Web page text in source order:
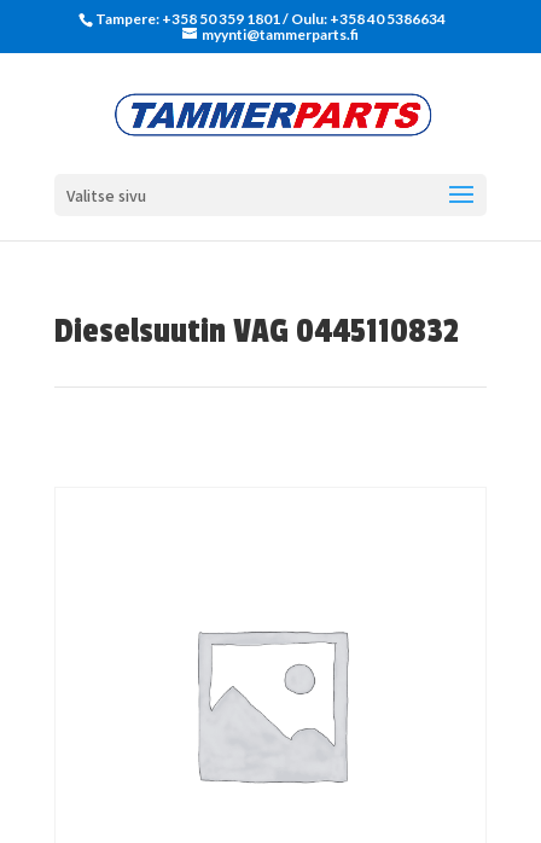
Tampere: +358 50 359 1801‬ / Oulu: +358 40 5386634
myynti@tammerparts.fi
Valitse sivu
Dieselsuutin VAG 0445110832